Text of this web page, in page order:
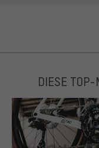
DIESE TOP-